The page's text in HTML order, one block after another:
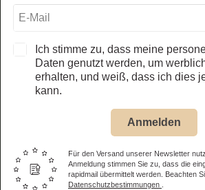
täglich, ab 11.30 Uhr
Eintrittspreis Museum
Kinder(6-15 Jahre) 8,50 €
Familienticket(2 Eltern oder Großeltern +
Ich stimme zu, dass meine
Daten genutzt werden, um
erhalten, und weiß, dass ich dies
kann.
Anmelden
Für den Versand unserer Newsletter
Anmeldung stimmen Sie zu, dass die
rapidmail übermittelt werden. Beachten
Datenschutzbestimmungen